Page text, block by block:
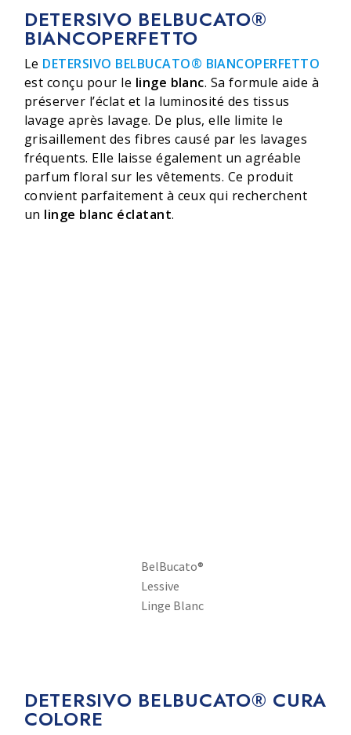
DETERSIVO BELBUCATO®
BIANCOPERFETTO
Le DETERSIVO BELBUCATO® BIANCOPERFETTO
est conçu pour le linge blanc. Sa formule aide à
préserver l’éclat et la luminosité des tissus
lavage après lavage. De plus, elle limite le
grisaillement des fibres causé par les lavages
fréquents. Elle laisse également un agréable
parfum floral sur les vêtements. Ce produit
convient parfaitement à ceux qui recherchent
un linge blanc éclatant.
BelBucato®
Lessive
Linge Blanc
DETERSIVO BELBUCATO® CURA
COLORE